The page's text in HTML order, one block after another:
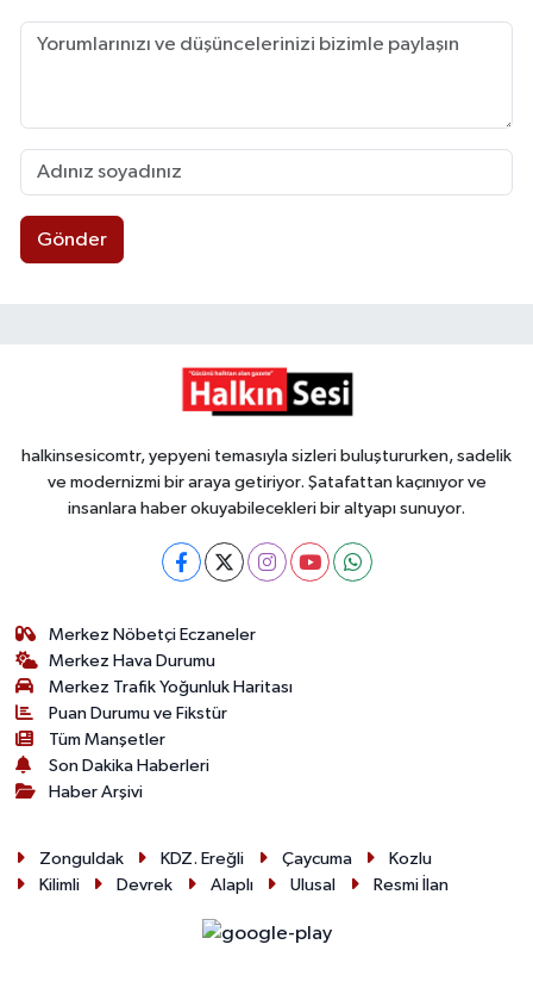
Gönder
halkinsesicomtr, yepyeni temasıyla sizleri buluştururken, sadelik
ve modernizmi bir araya getiriyor. Şatafattan kaçınıyor ve
insanlara haber okuyabilecekleri bir altyapı sunuyor.
Merkez Nöbetçi Eczaneler
Merkez Hava Durumu
Merkez Trafik Yoğunluk Haritası
Puan Durumu ve Fikstür
Tüm Manşetler
Son Dakika Haberleri
Haber Arşivi
Zonguldak KDZ. Ereğli Çaycuma
Kozlu
Kilimli
Devrek Alaplı Ulusal Resmi İlan